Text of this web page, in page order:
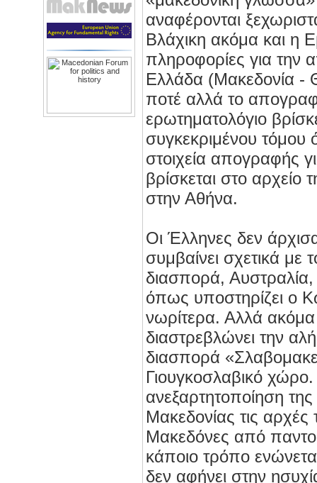
αναφέρονται
Βλάχικη ακόμα και η
πληροφορίες για την
Ελλάδα (Μακεδονία -
ποτέ αλλά το
ερωτηματολόγιο
συγκεκριμένου τόμου
στοιχεία απογραφής
βρίσκεται στο αρχείο
στην Αθήνα.
Οι Έλληνες δεν
συμβαίνει σχετικά με
διασπορά,
όπως υποστηρίζει ο
νωρίτερα. Αλλά
διαστρεβλώνει την
διασπορά
Γιουγκοσλαβικό
ανεξαρτητοποίηση
Μακεδονίας τις αρχές
Μακεδόνες από
κάποιο τρόπο
δεν αφήνει στην